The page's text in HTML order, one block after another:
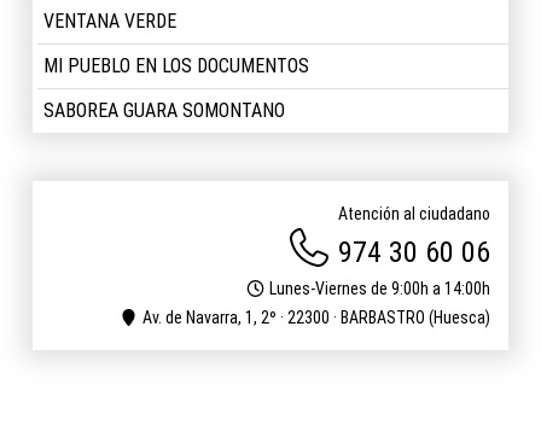
VENTANA VERDE
MI PUEBLO EN LOS DOCUMENTOS
SABOREA GUARA SOMONTANO
Atención al ciudadano
974 30 60 06
Lunes-Viernes de 9:00h a 14:00h
Av. de Navarra, 1, 2º · 22300 · BARBASTRO (Huesca)